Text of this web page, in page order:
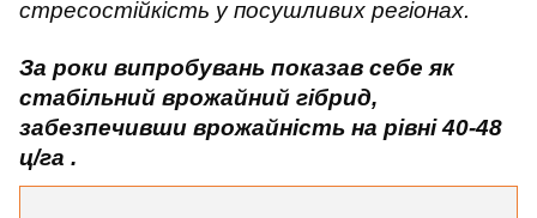
стресостійкість у посушливих регіонах.
За роки випробувань показав себе як
стабільний врожайний гібрид,
забезпечивши врожайність на рівні 40-48
ц/га .